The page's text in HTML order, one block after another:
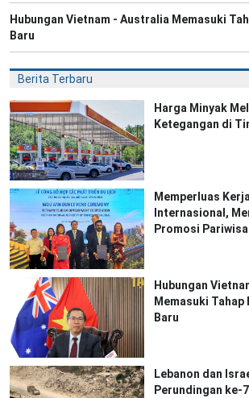
Hubungan Vietnam - Australia Memasuki
Baru
Berita Terbaru
Harga Minyak
Ketegangan di
Memperluas
Internasional,
Promosi
Hubungan
Memasuki Tahap
Baru
Lebanon dan
Perundingan ke-7